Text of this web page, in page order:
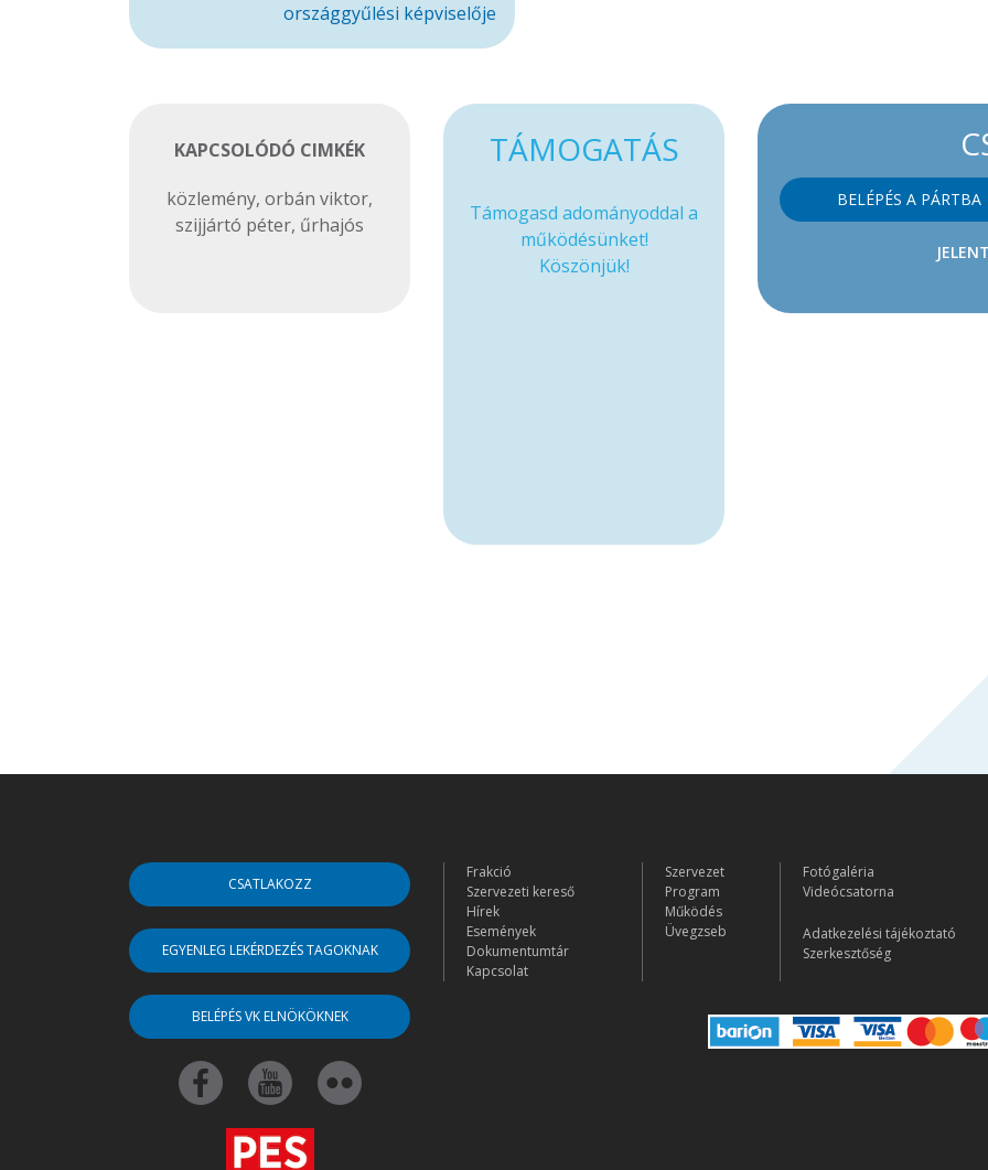
országgyűlési képviselője
KAPCSOLÓDÓ CIMKÉK
közlemény, orbán viktor,
szijjártó péter, űrhajós
BELÉPÉS A PÁRTBA
TÁMOGATÁS
Támogasd adományoddal a
működésünket!
Köszönjük!
CSATLAKOZZ
EGYENLEG LEKÉRDEZÉS TAGOKNAK
BELÉPÉS VK ELNÖKÖKNEK
Frakció
Szervezeti kereső
Hírek
Események
Dokumentumtár
Kapcsolat
Szervezet
Program
Működés
Üvegzseb
Fotógaléria
Videócsatorna
Adatkezelési tájékoztató
Szerkesztőség